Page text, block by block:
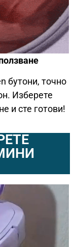
бутони, точно
Изберете
и сте готови!